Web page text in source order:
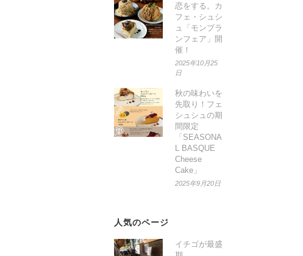
恋をする。カ
フェ・シュシ
ュ「モンブラ
ンフェア」開
催！
2025年10月25
日
秋の味わいを
先取り！フェ
シュシュの期
間限定
「SEASONA
L BASQUE
Cheese
Cake」
2025年9月20日
人気のページ
イチゴが最盛